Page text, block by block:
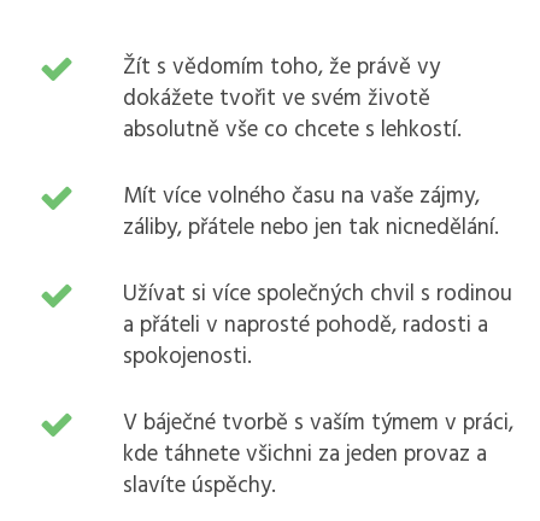
Žít s vědomím toho, že právě vy
dokážete tvořit ve svém životě
absolutně vše co chcete s lehkostí.
Mít více volného času na vaše zájmy,
záliby, přátele nebo jen tak nicnedělání.
Užívat si více společných chvil s rodinou
a přáteli v naprosté pohodě, radosti a
spokojenosti.
V báječné tvorbě s vaším týmem v práci,
kde táhnete všichni za jeden provaz a
slavíte úspěchy.